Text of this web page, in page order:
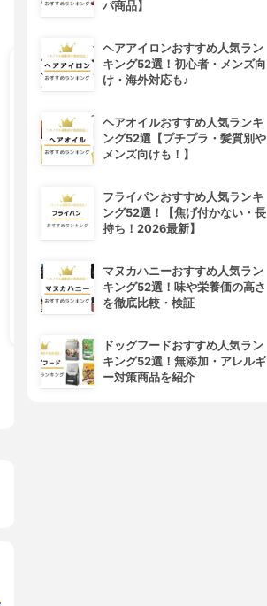
4位
3.86(11)
¥2,500
パ商品】
ヘアアイロンおすすめ人気ラン
キング52選！初心者・メンズ向
け・海外対応も♪
ヘアオイルおすすめ人気ランキ
ング52選【プチプラ・髪質別や
メンズ向けも！】
フライパンおすすめ人気ランキ
ング52選！【焦げ付かない・長
持ち！2026最新】
マヌカハニーおすすめ人気ラン
キング52選！味や栄養価の高さ
を徹底比較・検証
ドッグフードおすすめ人気ラン
キング52選！無添加・アレルギ
ー対策商品を紹介